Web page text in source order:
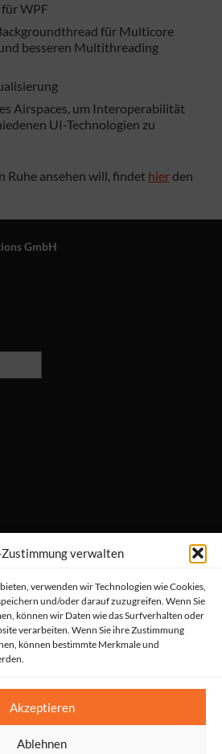
verwalten
verwenden wir Technologien wie Cookies,
und/oder darauf zuzugreifen. Wenn Sie
können wir Daten wie das Surfverhalten oder
verarbeiten. Wenn Sie ihre Zustimmung
können bestimmte Merkmale und
Akzeptieren
Ablehnen
WPF
für Multicore
besseren Multithreading
Airspaces, um Interoperabilität
UI-Technologien zu
Ruhe ansehen will, findet hier den
GmbH
|Datenschutz